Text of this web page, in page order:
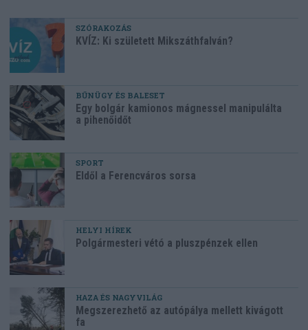
SZÓRAKOZÁS
KVÍZ: Ki született Mikszáthfalván?
BŰNÜGY ÉS BALESET
Egy bolgár kamionos mágnessel manipulálta
a pihenőidőt
SPORT
Eldől a Ferencváros sorsa
HELYI HÍREK
Polgármesteri vétó a pluszpénzek ellen
HAZA ÉS NAGYVILÁG
Megszerezhető az autópálya mellett kivágott
fa